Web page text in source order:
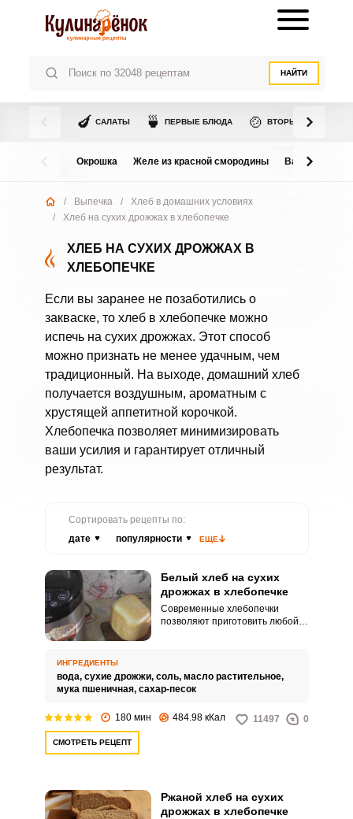
НАЙТИ
🍆 САЛАТЫ 🍵 ПЕРВЫЕ БЛЮДА 🍲 ВТОРЫЕ БЛЮДА
Окрошка Желе из красной смородины Варенье из
/ Выпечка /
Хлеб в домашних условиях
/
Хлеб на сухих дрожжах в хлебопечке
ХЛЕБ НА СУХИХ ДРОЖЖАХ В
ХЛЕБОПЕЧКЕ
Если вы заранее не позаботились о
закваске, то хлеб в хлебопечке можно
испечь на сухих дрожжах. Этот способ
можно признать не менее удачным, чем
традиционный. На выходе, домашний хлеб
получается воздушным, ароматным с
хрустящей аппетитной корочкой.
Хлебопечка позволяет минимизировать
ваши усилия и гарантирует отличный
результат.
Сортировать рецепты по:
дате
популярности ЕЩЕ
Белый хлеб на сухих
дрожжах в хлебопечке
Современные хлебопечки
позволяют приготовить любой
приготовить бутерброды на
завтрак.
ИНГРЕДИЕНТЫ
вода, сухие дрожжи, соль, масло растительное,
мука пшеничная, сахар-песок
180 мин 484.98 кКал 11497 0
СМОТРЕТЬ РЕЦЕПТ
Ржаной хлеб на сухих
дрожжах в хлебопечке